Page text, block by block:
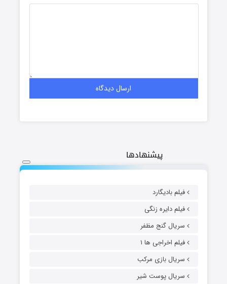
پیشنهادها
فیلم بادیگارد
فیلم دایره زنگی
سریال گنج مظفر
فیلم اخراجی ها ۱
سریال بازی مرکب
سریال پوست شیر